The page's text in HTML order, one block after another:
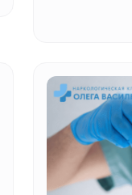
тому, как
после
слабы, а
клинике
Read More...